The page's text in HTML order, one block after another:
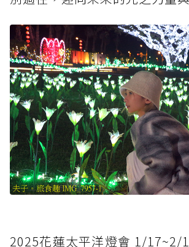
2025花蓮太平洋燈會 1/17~2/